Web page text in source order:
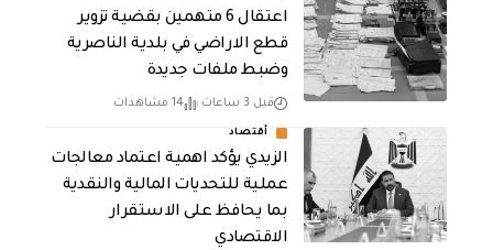
اعتقال 6 متهمين بقضية تزوير
قطع الاراضي في بلدية الناصرية
وضبط ملفات جديدة
قبل 3 ساعات 14 مشاهدات
أقتصاد
الزيدي يؤكد اهمية اعتماد معالجات
عملية للتحديات المالية والنقدية
بما يحافظ على الاستقرار
الاقتصادي